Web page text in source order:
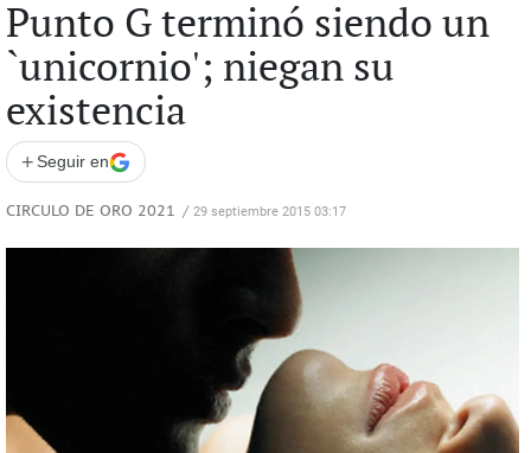
Punto G terminó siendo un
`unicornio'; niegan su
existencia
+ Seguir en
CIRCULO DE ORO 2021 / 29 septiembre 2015 03:17